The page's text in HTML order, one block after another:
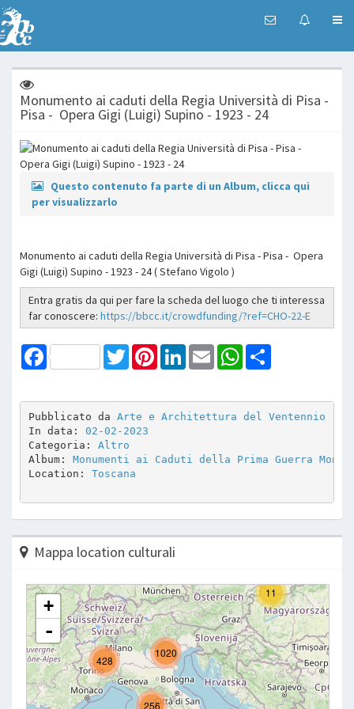
Monumento ai caduti della Regia Università di Pisa -
Pisa - Opera Gigi (Luigi) Supino - 1923 - 24
Questo contenuto fa parte di un Album, clicca qui
per visualizzarlo
Monumento ai caduti della Regia Università di Pisa - Pisa - Opera
Gigi (Luigi) Supino - 1923 - 24 ( Stefano Vigolo )
Entra gratis da qui per fare la scheda del luogo che ti interessa
far conoscere: https://bbcc.it/crowdfunding/?ref=CHO-22-E
Facebook TwitterPinterestLinkedInEmail WhatsApp
Pubblicato da Arte e Architettura del Ventennio
In data: 02-02-2023
Categoria: Altro
Album: Monumenti ai Caduti della Prima Guerra
Location: Toscana
Mappa location culturali